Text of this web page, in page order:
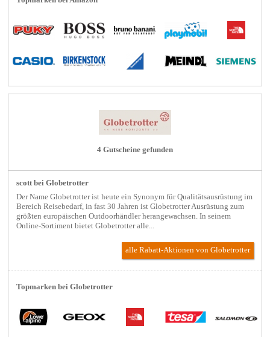
4 Gutscheine gefunden
scott bei Globetrotter
Der Name Globetrotter ist heute ein Synonym für Qualitätsausrüstung im
Bereich Reisebedarf, in fast 30 Jahren ist Globetrotter Ausrüstung zum
größten europäischen Outdoorhändler herangewachsen. In seinem
Online-Sortiment bietet Globetrotter alle...
alle Rabatt-Aktionenvon Globetrotter
Topmarken bei Globetrotter